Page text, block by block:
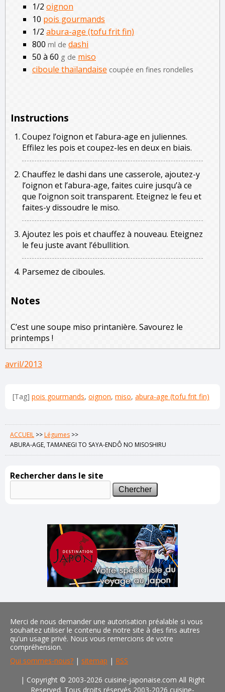
1/2 oignon
10 pois gourmands
1/2 abura-age (tofu frit fin)
800 ml de dashi
50 à 60 g de miso
ciboule thaïlandaise coupée en fines rondelles
Instructions
Coupez l’oignon et l’abura-age en juliennes.
Effilez les pois et coupez-les en deux en biais.
Chauffez le dashi dans une casserole, ajoutez-y
l’oignon et l’abura-age, faites cuire jusqu’à ce
que l’oignon soit transparent. Eteignez le feu et
faites-y dissoudre le miso.
Ajoutez les pois et chauffez à nouveau. Eteignez
le feu juste avant l’ébullition.
Parsemez de ciboules.
Notes
C’est une soupe miso printanière. Savourez le
printemps !
avril/2013
[Tag] pois gourmands, oignon, miso, abura-age (tofu frit fin)
ACCUEIL >>Légumes >>
ABURA-AGE, TAMANEGI TO SAYA-ENDÔ NO MISOSHIRU
Rechercher dans le site
Merci de nous demander une autorisation préalable si vous
souhaitez utiliser le contenu de notre site à des fins autres
qu'un usage privé. Nous vous remercions de votre
compréhension.
Qui sommes-nous? | sitemap | RSS
| Copyright © 2003-2026 cuisine-japonaise.com All Right
Reserved. Tous droits réservés 2003-2026 cuisine-